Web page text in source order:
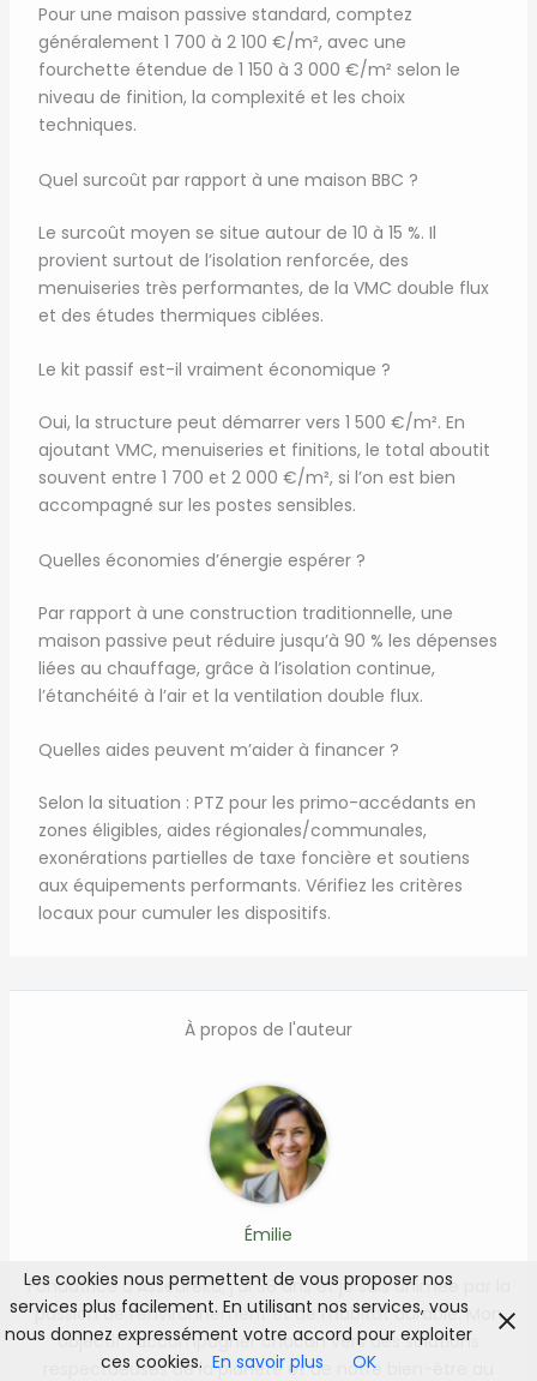
Pour une maison passive standard, comptez
généralement 1 700 à 2 100 €/m², avec une
fourchette étendue de 1 150 à 3 000 €/m² selon le
niveau de finition, la complexité et les choix
techniques.
Quel surcoût par rapport à une maison BBC ?
Le surcoût moyen se situe autour de 10 à 15 %. Il
provient surtout de l’isolation renforcée, des
menuiseries très performantes, de la VMC double flux
et des études thermiques ciblées.
Le kit passif est-il vraiment économique ?
Oui, la structure peut démarrer vers 1 500 €/m². En
ajoutant VMC, menuiseries et finitions, le total aboutit
souvent entre 1 700 et 2 000 €/m², si l’on est bien
accompagné sur les postes sensibles.
Quelles économies d’énergie espérer ?
Par rapport à une construction traditionnelle, une
maison passive peut réduire jusqu’à 90 % les dépenses
liées au chauffage, grâce à l’isolation continue,
l’étanchéité à l’air et la ventilation double flux.
Quelles aides peuvent m’aider à financer ?
Selon la situation : PTZ pour les primo-accédants en
zones éligibles, aides régionales/communales,
exonérations partielles de taxe foncière et soutiens
aux équipements performants. Vérifiez les critères
locaux pour cumuler les dispositifs.
À propos de l'auteur
Émilie
Fondatrice d’Asseureka, j’ai 38 ans et je suis animée par la
passion de l’environnement et de l’habitat durable. Mon
objectif : accompagner chacun vers des solutions
respectueuses de la planète et de notre bien-être au
Les cookies nous permettent de vous proposer nos
services plus facilement. En utilisant nos services, vous
nous donnez expressément votre accord pour exploiter
ces cookies. En savoir plus OK